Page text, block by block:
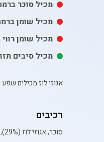
מכיל סוכר
מכיל שומן
מכיל שומן רווי
מכיל סיבים
אגוזי לוז מכילים
רכיבים
סוכר, אגוזי לוז (29%), עיסת קקאו, חמאת קקאו, אבקת חלב מלא, שומן חלב, חומר מתחלב (לציטין חמניות), חומר טעם וריח. מוצקי קקאו בשוקולד 48% לפחות.